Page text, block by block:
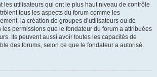
les utilisateurs qui ont le plus haut niveau de contrôle
tous les aspects du forum comme les
la création de groupes d’utilisateurs ou de
les permissions que le fondateur du forum a attribuées
Ils peuvent aussi avoir toutes les capacités de
des forums, selon ce que le fondateur a autorisé.